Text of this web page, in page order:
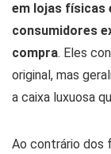
em lojas físicas
consumidores
compra. Eles
original, mas
a caixa luxuosa
Ao contrário dos